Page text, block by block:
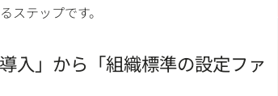
ステップです。
入」から「組織標準の設定ファ